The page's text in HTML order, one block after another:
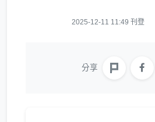
2025-12-11 11:49 刊登
分享